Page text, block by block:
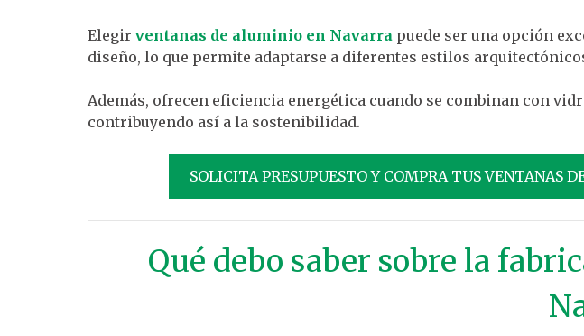
Elegir ventanas de aluminio en Navarra puede ser una opción
diseño, lo que permite adaptarse a diferentes estilos
Además, ofrecen eficiencia energética cuando se combinan con
contribuyendo así a la sostenibilidad.
SOLICITA PRESUPUESTO Y COMPRA TUS VENTANAS
Qué debo saber sobre la